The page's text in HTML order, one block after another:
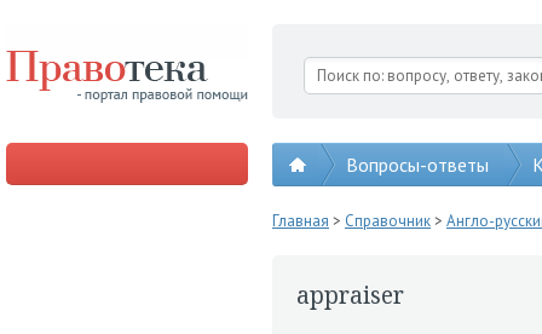
Вопросы-ответы
Главная > Справочник> Англо-
appraiser